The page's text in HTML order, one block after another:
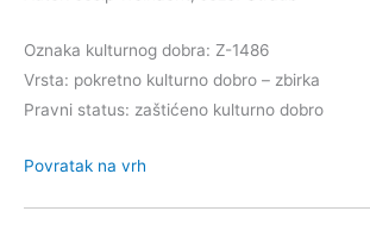
Oznaka kulturnog dobra: Z-1486
Vrsta: pokretno kulturno dobro – zbirka
Pravni status: zaštićeno kulturno dobro
Povratak na vrh